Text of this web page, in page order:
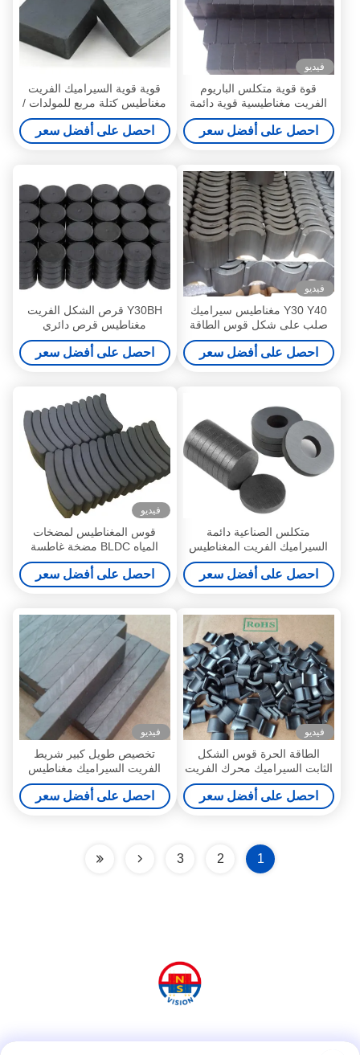
فيديو
قوة قوية متكلس الباريوم
الفريت مغناطيسية قوية دائمة
عالية الموثوقية
احصل على أفضل سعر
قوية قوية السيراميك الفريت
مغناطيس كتلة مربع للمولدات /
مجسات
احصل على أفضل سعر
فيديو
Y30 Y40 مغناطيس سيراميك
صلب على شكل قوس الطاقة
الحرة للمحرك 540550775
احصل على أفضل سعر
Y30BH قرص الشكل الفريت
مغناطيس قرص دائري
مغناطيس ضياء 18 مم × 5 مم
احصل على أفضل سعر
متكلس الصناعية دائمة
السيراميك الفريت المغناطيس
كتلة حلقة القرص قوس على
شكل
احصل على أفضل سعر
فيديو
قوس المغناطيس لمضخات
المياه BLDC مضخة غاطسة
قوية مغناطيس الفريت الصلب
احصل على أفضل سعر
فيديو
الطاقة الحرة قوس الشكل
الثابت السيراميك محرك الفريت
المغناطيس 130 131
احصل على أفضل سعر
فيديو
تخصيص طويل كبير شريط
الفريت السيراميك مغناطيس
للاستخدام الصناعي
احصل على أفضل سعر
1
2
3